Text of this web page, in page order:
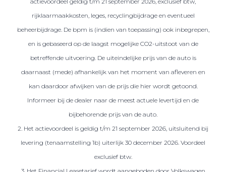
rijklaarmaakkosten, leges, recyclingbijdrage en eventueel
beheerbijdrage. De bpm is (indien van toepassing) ook inbegrepen,
en is gebaseerd op de laagst mogelijke CO2-uitstoot van de
betreffende uitvoering. De uiteindelijke prijs van de auto is
daarnaast (mede) afhankelijk van het moment van afleveren en
kan daardoor afwijken van de prijs die hier wordt getoond.
Informeer bij de dealer naar de meest actuele levertijd en de
bijbehorende prijs van de auto.
2. Het actievoordeel is geldig t/m 21 september 2026, uitsluitend bij
levering (tenaamstelling 1b) uiterlijk 30 december 2026. Voordeel
exclusief btw.
3. Het Financial Leasetarief wordt aangeboden door Volkswagen